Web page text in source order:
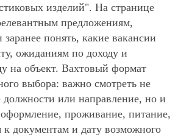
изделий". На странице
предложениям,
заранее понять, какие вакансии
ожиданиям по доходу и
на объект. Вахтовый формат
выбора: важно смотреть не
должности или направление, но и
проживание, питание,
к документам и дату возможного